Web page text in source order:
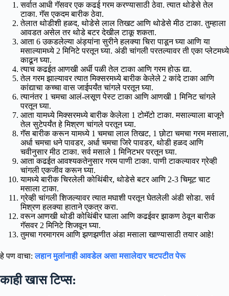
सर्वात आधी गॅसवर एक कढई गरम करण्यासाठी ठेवा. त्यात थोडेसे तेल
टाका. गॅस एकदम बारीक ठेवा.
तेलात थोडीशी हळद, थोडेसे लाल तिखट आणि थोडेसे मीठ टाका. तुम्हाला
आवडत असेल तर थोडे बटर देखील टाकू शकता.
आता 6 उकडलेल्या अंड्यांना सुरीने हलक्या चिरा पाडून घ्या आणि या
मसाल्यामध्ये 2 मिनिटे परतून घ्या. अंडी चांगली परतल्यावर ती एका प्लेटमध्ये
काढून घ्या.
त्याच कढईत आणखी अर्धी पळी तेल टाका आणि गरम होऊ द्या.
तेल गरम झाल्यावर त्यात मिक्सरमध्ये बारीक केलेले 2 कांदे टाका आणि
कांद्याचा कच्चा वास जाईपर्यंत चांगले परतून घ्या.
त्यानंतर 1 चमचा आलं-लसूण पेस्ट टाका आणि आणखी 1 मिनिट चांगले
परतून घ्या.
आता यामध्ये मिक्सरमध्ये बारीक केलेला 1 टोमॅटो टाका. मसाल्याला बाजूने
तेल सुटेपर्यंत हे मिश्रण चांगले परतून घ्या.
गॅस बारीक करून यामध्ये 1 चमचा लाल तिखट, 1 छोटा चमचा गरम मसाला,
अर्धा चमचा धने पावडर, अर्धा चमचा जिरे पावडर, थोडी हळद आणि
चवीनुसार मीठ टाका. सर्व मसाले 1 मिनिटभर परतून घ्या.
आता कढईत आवश्यकतेनुसार गरम पाणी टाका. पाणी टाकल्यावर ग्रेव्ही
चांगली एकजीव करून घ्या.
यामध्ये बारीक चिरलेली कोथिंबीर, थोडेसे बटर आणि 2-3 चिमूट चाट
मसाला टाका.
ग्रेव्ही चांगली शिजल्यावर त्यात मघाशी परतून घेतलेली अंडी सोडा. सर्व
मिश्रण हलक्या हाताने एकत्र करा.
वरून आणखी थोडी कोथिंबीर घाला आणि कढईवर झाकण ठेवून बारीक
गॅसवर 2 मिनिटे शिजवून घ्या.
तुमचा गरमागरम आणि झणझणीत अंडा मसाला खाण्यासाठी तयार आहे!
हे पण वाचा:लहान मुलांनाही आवडेल असा मसालेदार चटपटीत पेरू
काही खास टिप्स: